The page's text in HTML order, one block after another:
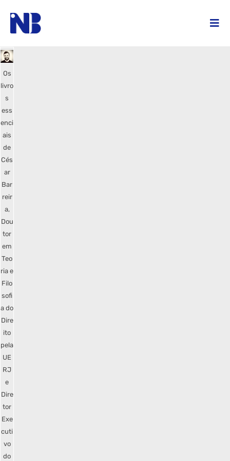
Os
livro
s
ess
enci
ais
de
Cés
ar
Bar
reir
a,
Dou
tor
em
Teo
ria e
Filo
sofi
a do
Dire
ito
pela
UE
RJ
e
Dire
tor
Exe
cuti
vo
do